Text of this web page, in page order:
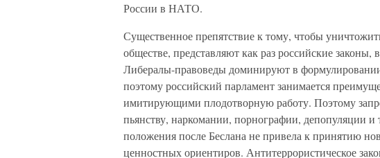
России в НАТО.
Существенное препятствие к тому, чтобы
обществе, представляют как раз российские
Либералы-правоведы доминируют в формулировании
поэтому российский парламент занимается
имитирующими плодотворную работу. Поэтому
пьянству, наркомании, порнографии, депопуляции
положения после Беслана не привела к принятию
ценностных ориентиров. Антитеррористическое